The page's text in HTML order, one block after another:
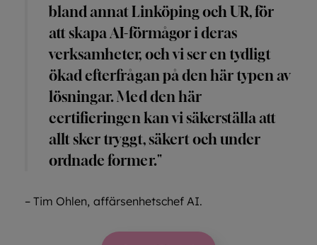
bland annat Linköping och UR, för
att skapa AI-förmågor i deras
verksamheter, och vi ser en tydligt
ökad efterfrågan på den här typen av
lösningar. Med den här
certifieringen kan vi säkerställa att
allt sker tryggt, säkert och under
ordnade former."
– Tim Ohlen, affärsenhetschef AI.